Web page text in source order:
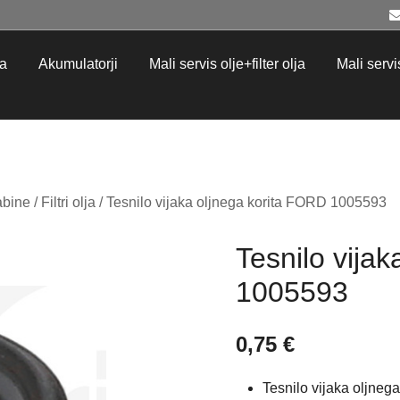
Akumulatorji Mali servis olje+filter olja Mali
/ Filtri olja / Tesnilo vijaka oljnega korita FORD 1005593
Tesnilo
1005593
0,75 €
Tesnilo vijaka